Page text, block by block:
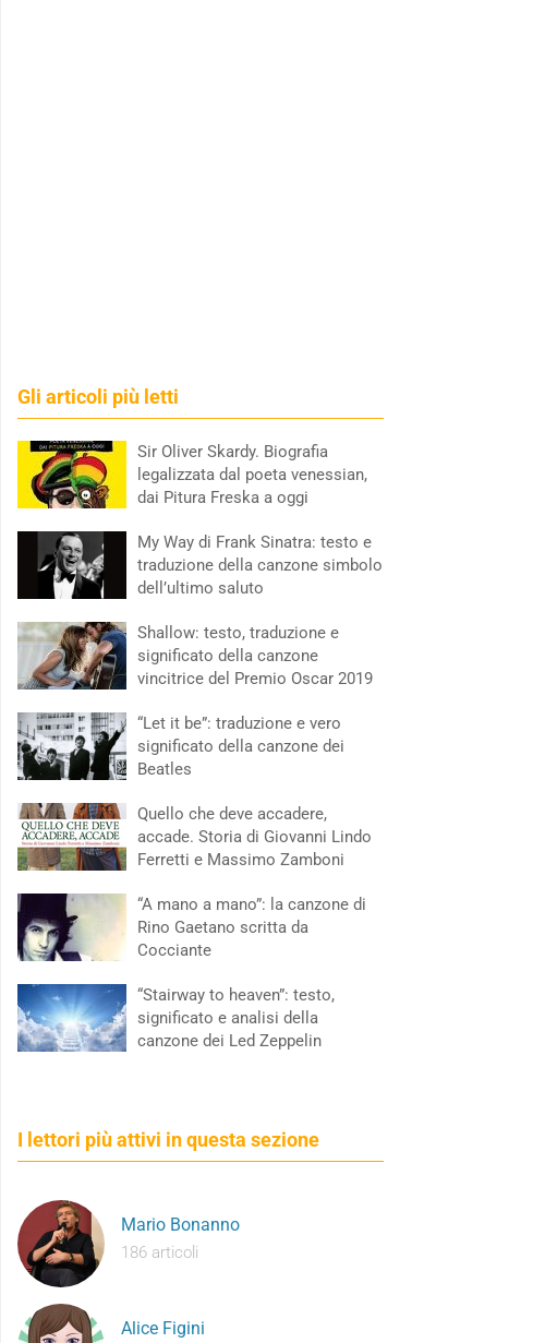
Gli articoli più letti
Sir Oliver Skardy. Biografia
legalizzata dal poeta venessian,
dai Pitura Freska a oggi
My Way di Frank Sinatra: testo e
traduzione della canzone simbolo
dell’ultimo saluto
Shallow: testo, traduzione e
significato della canzone
vincitrice del Premio Oscar 2019
“Let it be”: traduzione e vero
significato della canzone dei
Beatles
Quello che deve accadere,
accade. Storia di Giovanni Lindo
Ferretti e Massimo Zamboni
“A mano a mano”: la canzone di
Rino Gaetano scritta da
Cocciante
“Stairway to heaven”: testo,
significato e analisi della
canzone dei Led Zeppelin
I lettori più attivi in questa sezione
Mario Bonanno
186 articoli
Alice Figini